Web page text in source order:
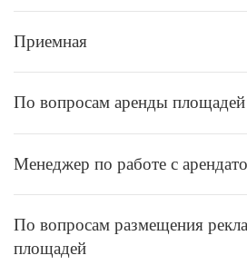
Приемная
По вопросам аренды площадей
Менеджер по работе с
По вопросам размещения
площадей